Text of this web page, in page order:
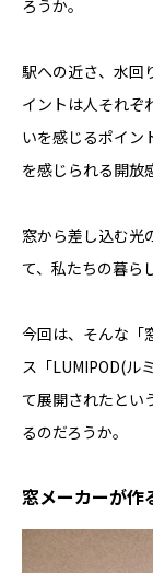
ろうか。
駅への近さ、水回
イントは人それぞ
いを感じるポイン
を感じられる開放
窓から差し込む光
て、私たちの暮ら
今回は、そんな「
ス「LUMIPOD(ル
て展開されたとい
るのだろうか。
窓メーカーが作